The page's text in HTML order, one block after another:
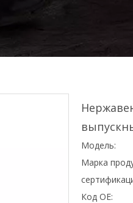
Модель:
Марка
Код OE: